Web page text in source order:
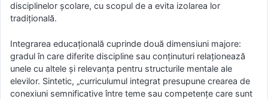
disciplinelor şcolare, cu scopul de a evita izolarea lor
tradiţională.
Integrarea educaţională cuprinde două dimensiuni majore:
gradul în care diferite discipline sau conţinuturi relaţionează
unele cu altele şi relevanţa pentru structurile mentale ale
elevilor. Sintetic, „curriculumul integrat presupune crearea de
conexiuni semnificative între teme sau competenţe care sunt